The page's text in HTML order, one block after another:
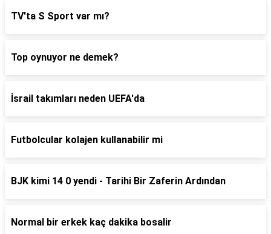
TV'ta S Sport var mı?
Top oynuyor ne demek?
İsrail takımları neden UEFA'da
Futbolcular kolajen kullanabilir mi
BJK kimi 14 0 yendi - Tarihi Bir Zaferin Ardından
Normal bir erkek kaç dakika bosalir